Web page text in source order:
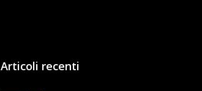
Articoli recenti